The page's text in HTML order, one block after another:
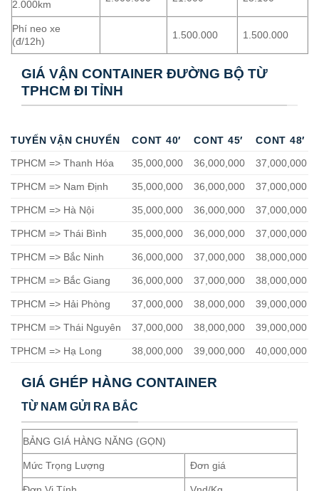
2.000km
Phí neo xe
(đ/12h)
1.500.000 1.500.000
GIÁ VẬN CONTAINER ĐƯỜNG BỘ TỪ
TPHCM ĐI TỈNH
TUYẾN VẬN CHUYỂN CONT 40′ CONT 45′
CONT 48′
TPHCM => Thanh Hóa
35,000,000 36,000,000 37,000,000
TPHCM => Nam Định 35,000,000 36,000,000 37,000,000
TPHCM => Hà Nội 35,000,000 36,000,000 37,000,000
TPHCM => Thái Bình 35,000,000 36,000,000 37,000,000
TPHCM => Bắc Ninh 36,000,000 37,000,000 38,000,000
TPHCM => Bắc Giang 36,000,000 37,000,000 38,000,000
TPHCM => Hải Phòng 37,000,000 38,000,000 39,000,000
TPHCM => Thái Nguyên 37,000,000 38,000,000 39,000,000
TPHCM => Hạ Long 38,000,000 39,000,000 40,000,000
GIÁ GHÉP HÀNG CONTAINER
TỪ NAM GỬI RA BẮC
BẢNG GIÁ HÀNG NĂNG (GỌN)
Mức Trọng Lượng Đơn giá